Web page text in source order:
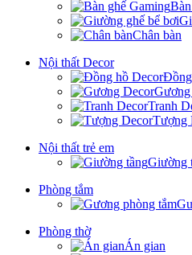
Chân bàn
Nội thất Decor
Tranh
Tượng
Nội thất trẻ em
Giường
Phòng tắm
Phòng thờ
Án gian